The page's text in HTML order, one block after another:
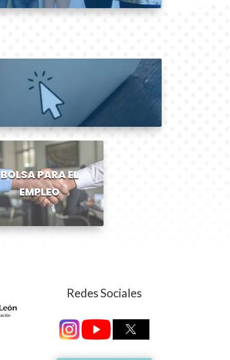
BOLSA PARA EL
EMPLEO
Redes Sociales